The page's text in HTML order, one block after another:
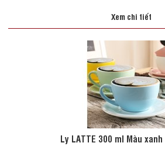
Xem chi tiết
Ly LATTE 300 ml Màu